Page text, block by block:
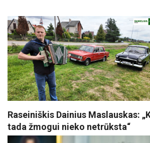
Raseiniškis Dainius Maslauskas:
tada žmogui nieko netrūksta“